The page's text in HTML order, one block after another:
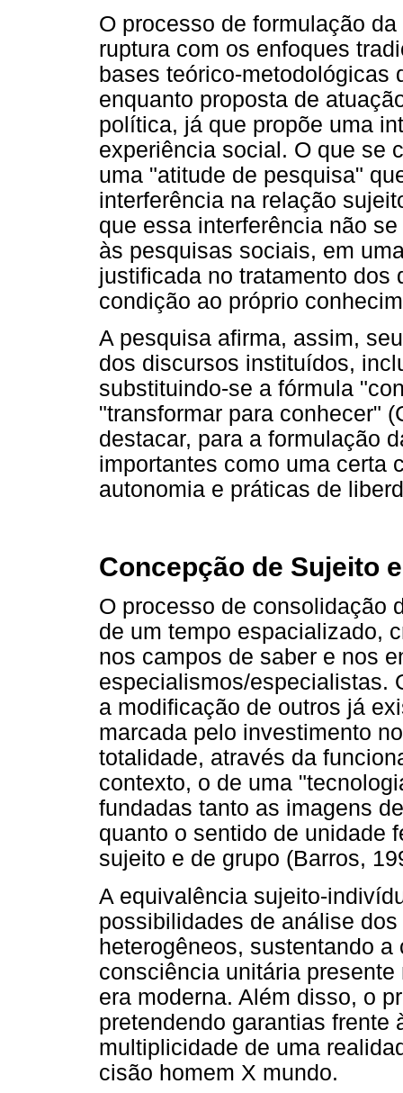
O processo de formulação
ruptura com os enfoques
bases teórico-metodológicas
enquanto proposta de
política, já que propõe uma
experiência social. O que se
uma "atitude de pesquisa"
interferência na relação
que essa interferência não
às pesquisas sociais, em
justificada no tratamento dos
condição ao próprio
A pesquisa afirma, assim,
dos discursos instituídos,
substituindo-se a fórmula
"transformar para conhecer"
destacar, para a formulação
importantes como uma certa
autonomia e práticas de
Concepção de Sujeito
O processo de consolidação
de um tempo espacializado,
nos campos de saber e nos
especialismos/especialistas.
a modificação de outros já
marcada pelo investimento
totalidade, através da
contexto, o de uma
fundadas tanto as imagens
quanto o sentido de unidade
sujeito e de grupo (Barros,
A equivalência sujeito-
possibilidades de análise
heterogêneos, sustentando
consciência unitária
era moderna. Além disso, o
pretendendo garantias frente
multiplicidade de uma
cisão homem X mundo.